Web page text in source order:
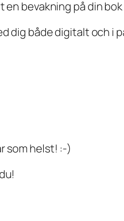
bevakning på din
dig både digitalt och i
som helst! :-)